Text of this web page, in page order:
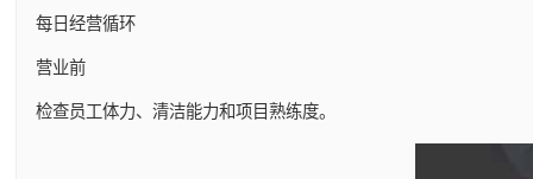
每日经营循环
营业前
检查员工体力、清洁能力和项目熟练度。